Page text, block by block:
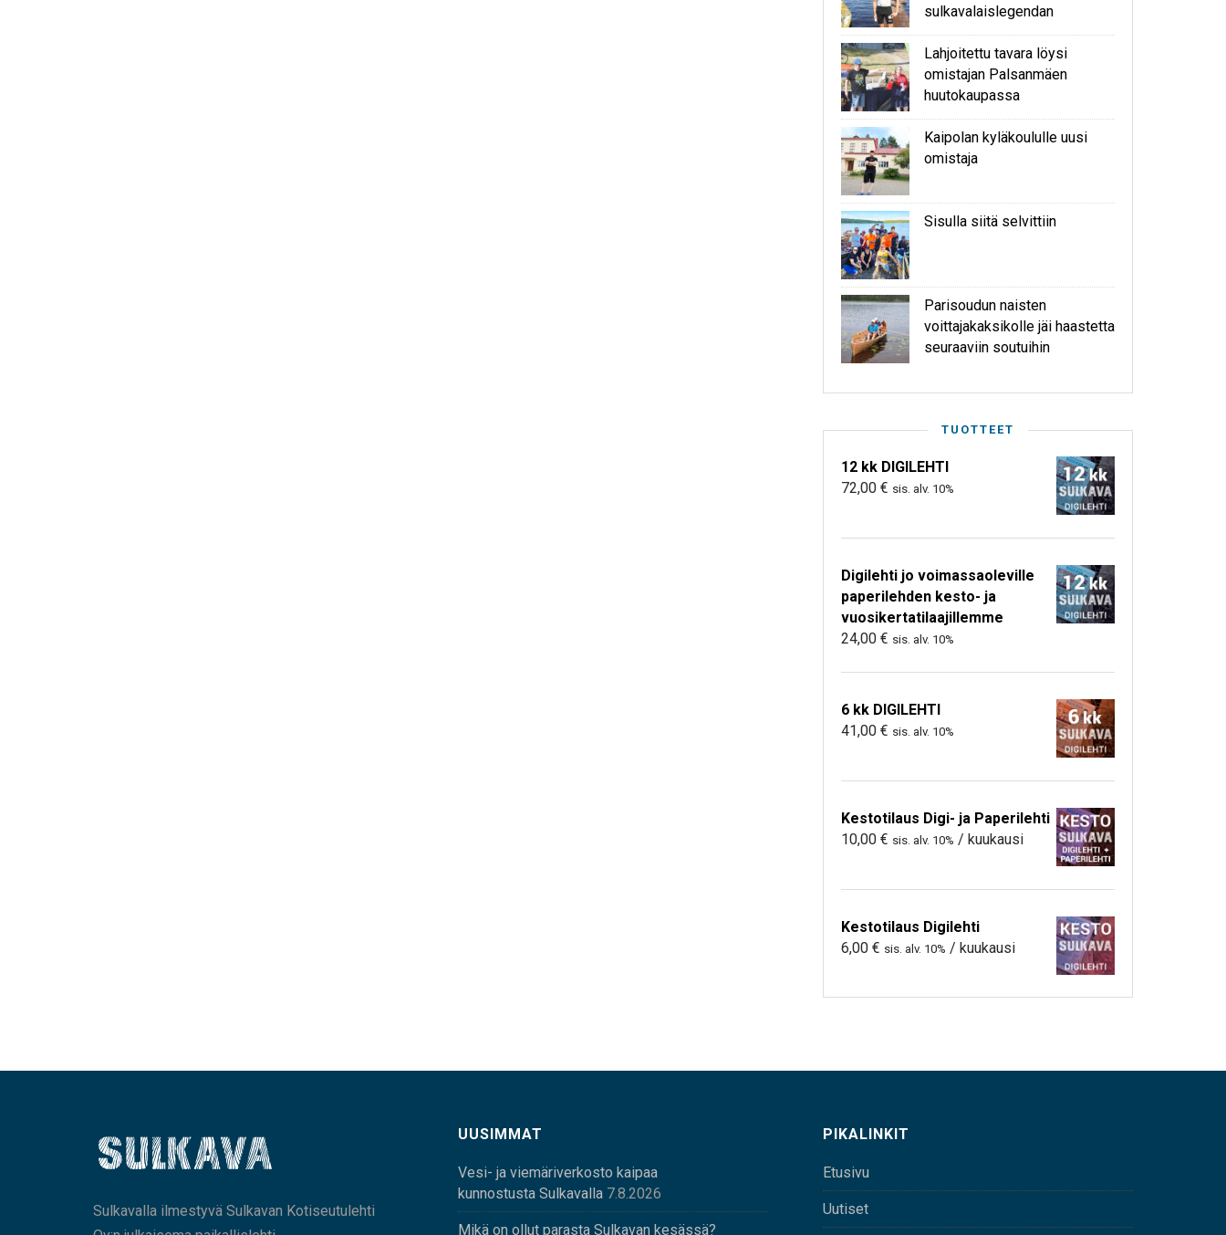
sulkavalaislegendan
Lahjoitettu tavara löysi
omistajan Palsanmäen
huutokaupassa
Kaipolan kyläkoululle uusi
omistaja
Sisulla siitä selvittiin
Parisoudun naisten
voittajakaksikolle jäi haastetta
seuraaviin soutuihin
TUOTTEET
12 kk DIGILEHTI
72,00 € sis. alv. 10%
Digilehti jo voimassaoleville
paperilehden kesto- ja
vuosikertatilaajillemme
24,00 € sis. alv. 10%
6 kk DIGILEHTI
41,00 € sis. alv. 10%
Kestotilaus Digi- ja Paperilehti
10,00 € sis. alv. 10% / kuukausi
Kestotilaus Digilehti
6,00 € sis. alv. 10% / kuukausi
Sulkavalla ilmestyvä Sulkavan Kotiseutulehti
UUSIMMAT
Vesi- ja viemäriverkosto kaipaa
kunnostusta Sulkavalla 7.8.2026
Mikä on ollut parasta Sulkavan kesässä?
PIKALINKIT
Etusivu
Uutiset